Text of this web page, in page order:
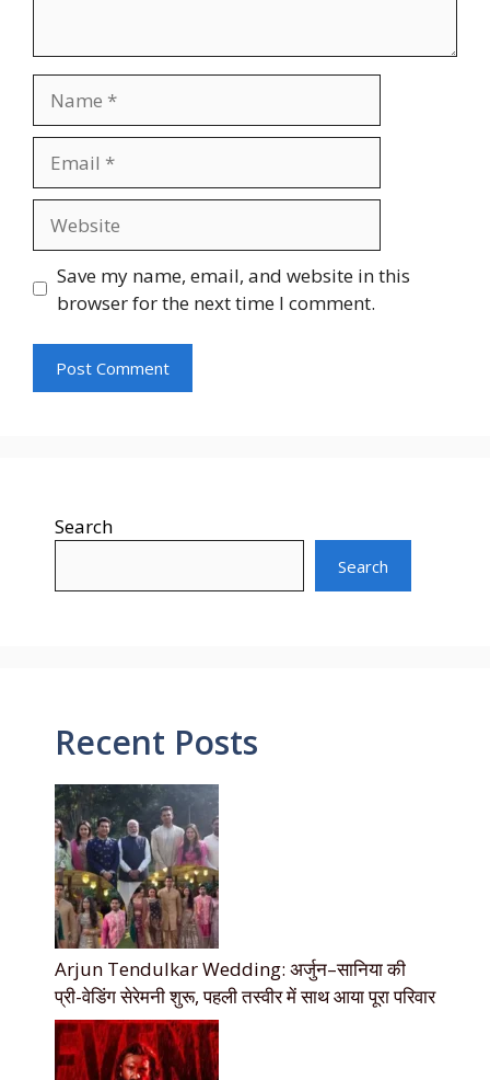
Save my name, email, and website in this
browser for the next time I comment.
Search
Search
Recent Posts
Arjun Tendulkar Wedding: अर्जुन–सानिया की
प्री-वेडिंग सेरेमनी शुरू, पहली तस्वीर में साथ आया पूरा परिवार